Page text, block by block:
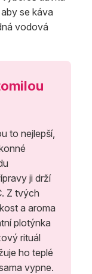
se káva
vodová
to nejlepší,
ji drží
Z tvých
a aroma
plotýnka
rituál
ho teplé
vypne.